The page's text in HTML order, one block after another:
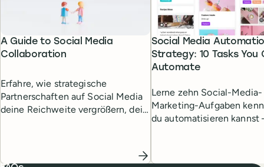
A Guide to Social Media
Collaboration
Erfahre, wie strategische
Partnerschaften auf Social Media
deine Reichweite vergrößern, dein
Social Media
Strategy: 10 Tasks You
Automate
Lerne zehn Social-Media-
Marketing-Aufgaben
du automatisieren kannst